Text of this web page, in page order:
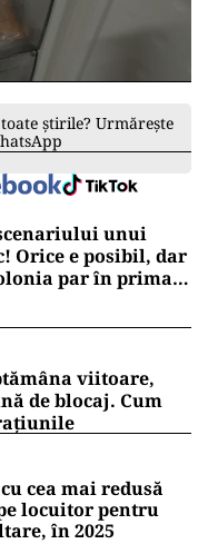
știrile? Urmărește
unui
Orice e posibil, dar
par în prima
viitoare,
de blocaj. Cum
cea mai redusă
locuitor pentru
în 2025